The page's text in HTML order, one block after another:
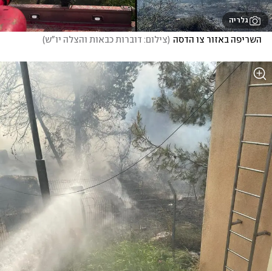
גלריה
השריפה באזור צו הדסה (צילום: דוברות כבאות והצלה יו"ש)